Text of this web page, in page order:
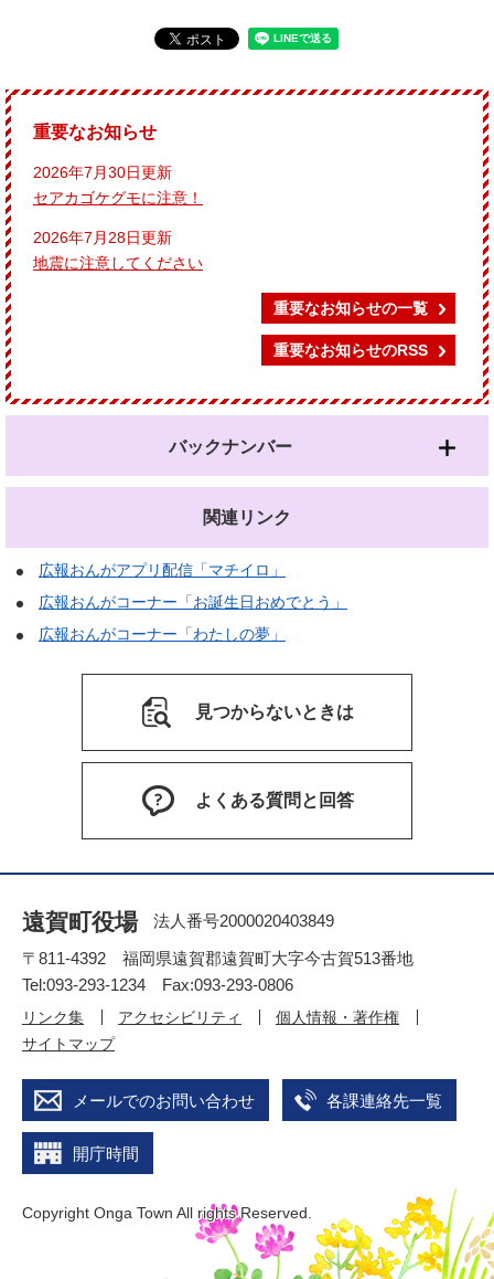
重要なお知らせ
2026年7月30日更新
セアカゴケグモに注意！
2026年7月28日更新
地震に注意してください
重要なお知らせの一覧
重要なお知らせのRSS
バックナンバー
関連リンク
広報おんがアプリ配信「マチイロ」
広報おんがコーナー「お誕生日おめでとう」
広報おんがコーナー「わたしの夢」
見つからないときは
よくある質問と回答
遠賀町役場
法人番号2000020403849
〒811-4392 福岡県遠賀郡遠賀町大字今古賀513番地
Tel:093-293-1234 Fax:093-293-0806
リンク集 アクセシビリティ
個人情報・著作権
サイトマップ
メールでのお問い合わせ 各課連絡先一覧
開庁時間
Copyright Onga Town All rights Reserved.